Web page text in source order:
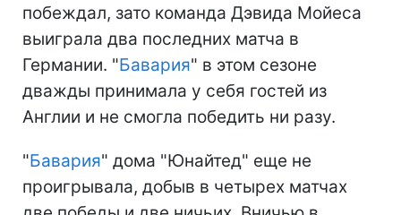
побеждал, зато команда Дэвида Мойеса
выиграла два последних матча в
Германии. "Бавария" в этом сезоне
дважды принимала у себя гостей из
Англии и не смогла победить ни разу.
"Бавария" дома "Юнайтед" еще не
проигрывала, добыв в четырех матчах